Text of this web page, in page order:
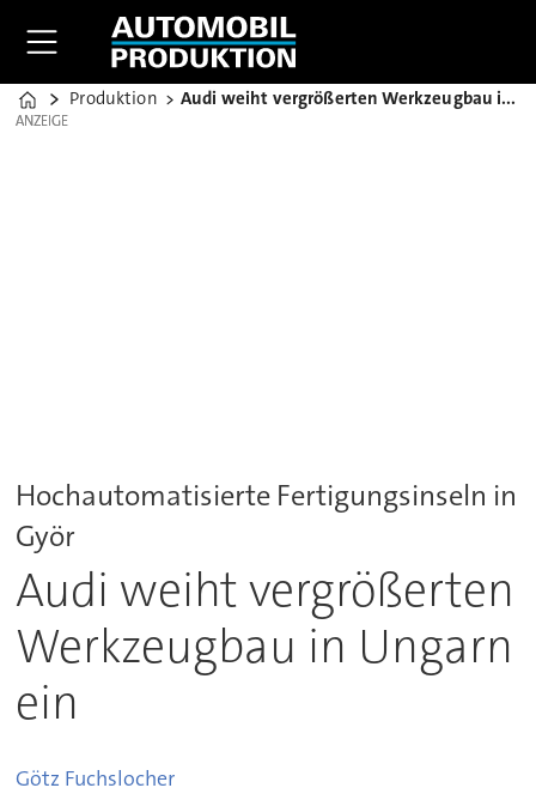
Home
Produktion Audi weiht vergrößerten Werkzeugbau in Ungarn ein
ANZEIGE
ANZEIGE
Hochautomatisierte Fertigungsinseln in
Györ
Audi weiht vergrößerten
Werkzeugbau in Ungarn
ein
Götz Fuchslocher